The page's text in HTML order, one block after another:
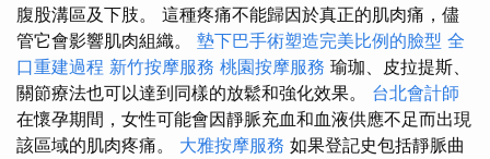
腹股溝區及下肢。 這種疼痛不能歸因於真正的肌肉痛，儘
管它會影響肌肉組織。 墊下巴手術塑造完美比例的臉型 全
口重建過程 新竹按摩服務 桃園按摩服務 瑜珈、皮拉提斯、
關節療法也可以達到同樣的放鬆和強化效果。 台北會計師
在懷孕期間，女性可能會因靜脈充血和血液供應不足而出現
該區域的肌肉疼痛。 大雅按摩服務 如果登記史包括靜脈曲